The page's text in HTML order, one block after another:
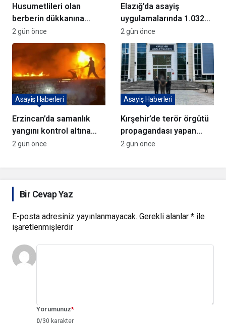
Husumetlileri olan
berberin dükkanına
kurşun yağdırıp kaçtılar
2 gün önce
Elazığ’da asayiş
uygulamalarında 1.032
kişi yakalandı
2 gün önce
Erzincan’da samanlık
yangını kontrol altına
alındı
Asayiş Haberleri
2 gün önce
Kırşehir’de terör örgütü
propagandası yapan
şüpheli yakalandı
Asayiş Haberleri
2 gün önce
Bir Cevap Yaz
E-posta adresiniz yayınlanmayacak. Gerekli alanlar * ile
işaretlenmişlerdir
Yorumunuz*
0/30 karakter